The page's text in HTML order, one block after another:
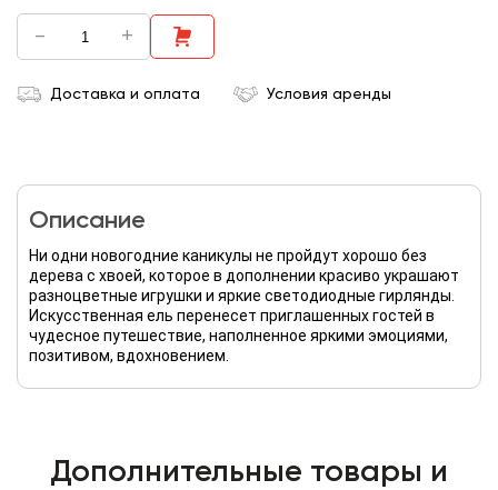
- +
Доставка и оплата Условия аренды
Описание
Ни одни новогодние каникулы не пройдут хорошо без
дерева с хвоей, которое в дополнении красиво украшают
разноцветные игрушки и яркие светодиодные гирлянды.
Искусственная ель перенесет приглашенных гостей в
чудесное путешествие, наполненное яркими эмоциями,
позитивом, вдохновением.
Дополнительные товары и